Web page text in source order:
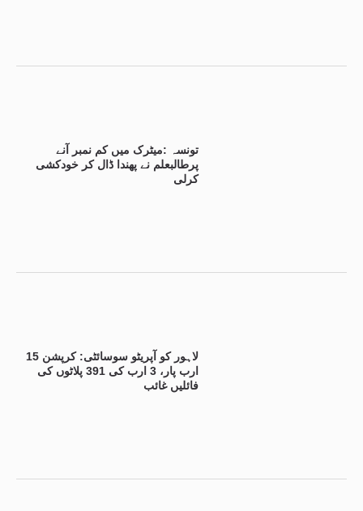
تونسہ :میٹرک میں کم نمبر آنے
پرطالبعلم نے پھندا ڈال کر خودکشی
کرلی
لاہور کو آپریٹو سوسائٹی: کرپشن 15
ارب پار، 3 ارب کی 391 پلاٹوں کی
فائلیں غائب